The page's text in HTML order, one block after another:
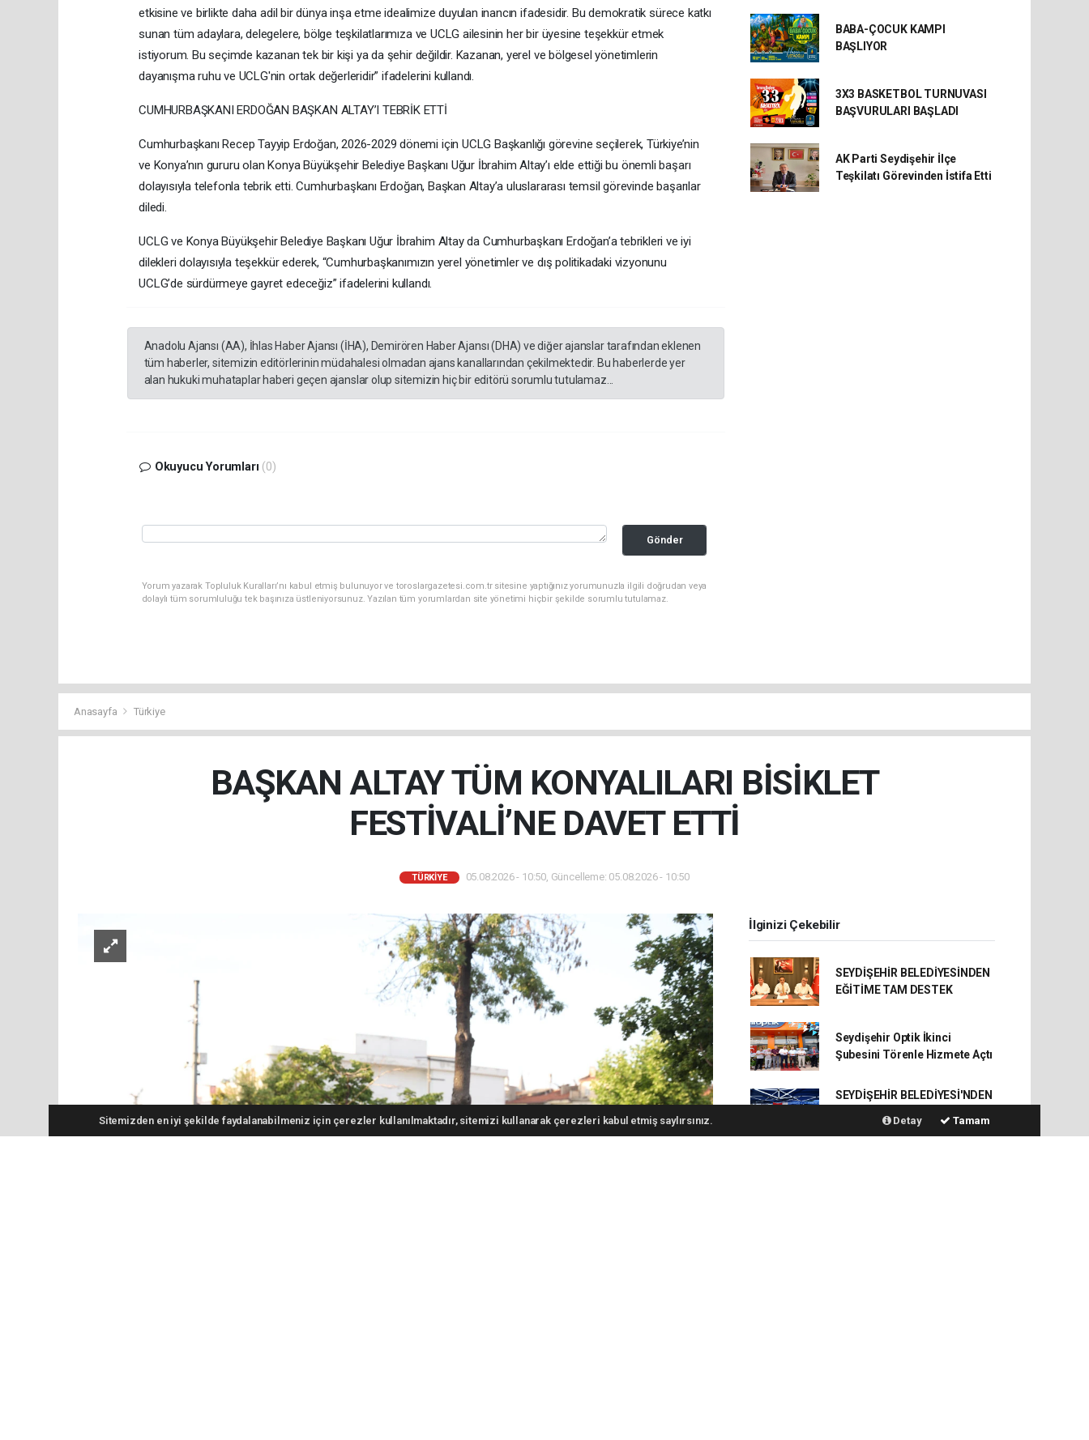
etkisine ve birlikte daha adil bir dünya inşa etme idealimize duyulan inancın ifadesidir. Bu demokratik sürece katkı
sunan tüm adaylara, delegelere, bölge teşkilatlarımıza ve UCLG ailesinin her bir üyesine teşekkür etmek
istiyorum. Bu seçimde kazanan tek bir kişi ya da şehir değildir. Kazanan, yerel ve bölgesel yönetimlerin
dayanışma ruhu ve UCLG'nin ortak değerleridir” ifadelerini kullandı.
CUMHURBAŞKANI ERDOĞAN BAŞKAN ALTAY’I TEBRİK ETTİ
Cumhurbaşkanı Recep Tayyip Erdoğan, 2026-2029 dönemi için UCLG Başkanlığı görevine seçilerek, Türkiye’nin
ve Konya’nın gururu olan Konya Büyükşehir Belediye Başkanı Uğur İbrahim Altay’ı elde ettiği bu önemli başarı
dolayısıyla telefonla tebrik etti. Cumhurbaşkanı Erdoğan, Başkan Altay’a uluslararası temsil görevinde başarılar
diledi.
UCLG ve Konya Büyükşehir Belediye Başkanı Uğur İbrahim Altay da Cumhurbaşkanı Erdoğan’a tebrikleri ve iyi
dilekleri dolayısıyla teşekkür ederek, “Cumhurbaşkanımızın yerel yönetimler ve dış politikadaki vizyonunu
UCLG’de sürdürmeye gayret edeceğiz” ifadelerini kullandı.
Anadolu Ajansı (AA), İhlas Haber Ajansı (İHA), Demirören Haber Ajansı (DHA) ve diğer ajanslar tarafından eklenen
tüm haberler, sitemizin editörlerinin müdahalesi olmadan ajans kanallarından çekilmektedir. Bu haberlerde yer
alan hukuki muhataplar haberi geçen ajanslar olup sitemizin hiç bir editörü sorumlu tutulamaz...
Okuyucu Yorumları (0)
Gönder
Yorum yazarak Topluluk Kuralları’nı kabul etmiş bulunuyor ve toroslargazetesi.com.tr sitesine yaptığınız yorumunuzla ilgili doğrudan veya
dolaylı tüm sorumluluğu tek başınıza üstleniyorsunuz. Yazılan tüm yorumlardan site yönetimi hiçbir şekilde sorumlu tutulamaz.
BABA-ÇOCUK KAMPI
BAŞLIYOR
3X3 BASKETBOL TURNUVASI
BAŞVURULARI BAŞLADI
AK Parti Seydişehir İlçe
Teşkilatı Görevinden İstifa Etti
Anasayfa Türkiye
BAŞKAN ALTAY TÜM KONYALILARI BİSİKLET
FESTİVALİ’NE DAVET ETTİ
TÜRKIYE 05.08.2026 - 10:50, Güncelleme: 05.08.2026 - 10:50
İlginizi Çekebilir
SEYDİŞEHİR BELEDİYESİNDEN
EĞİTİME TAM DESTEK
Seydişehir Optik İkinci
Şubesini Törenle Hizmete Açtı
SEYDİŞEHİR BELEDİYESİ'NDEN
TERCİH DANIŞMANLIĞI
Sitemizden en iyi şekilde faydalanabilmeniz için çerezler kullanılmaktadır, sitemizi kullanarak çerezleri kabul etmiş saylırsınız. Detay Tamam